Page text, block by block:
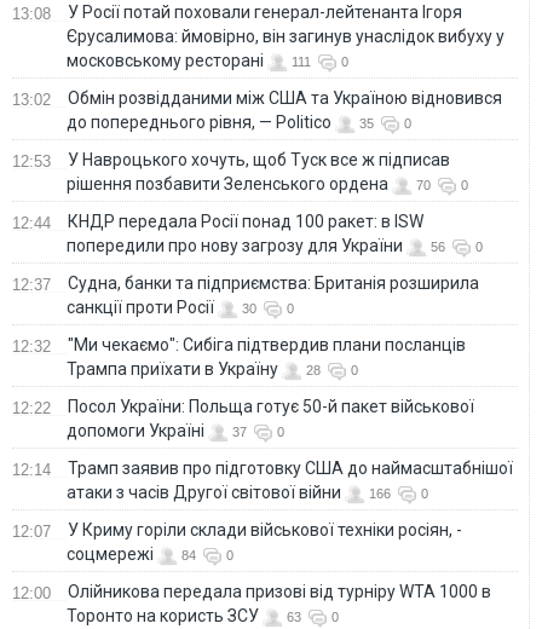
13:08
У Росії потай поховали генерал-лейтенанта Ігоря
Єрусалимова: ймовірно, він загинув унаслідок вибуху у
московському ресторані
111 0
13:02
Обмін розвідданими між США та Україною відновився
до попереднього рівня, — Politico
35 0
12:53
У Навроцького хочуть, щоб Туск все ж підписав
рішення позбавити Зеленського ордена
70 0
12:44
КНДР передала Росії понад 100 ракет: в ISW
попередили про нову загрозу для України
56 0
12:37
Судна, банки та підприємства: Британія розширила
санкції проти Росії
30 0
12:32
"Ми чекаємо": Сибіга підтвердив плани посланців
Трампа приїхати в Україну
28 0
12:22
Посол України: Польща готує 50-й пакет військової
допомоги Україні
37 0
12:14
Трамп заявив про підготовку США до наймасштабнішої
атаки з часів Другої світової війни
166 0
12:07
У Криму горіли склади військової техніки росіян, -
соцмережі
84 0
12:00
Олійникова передала призові від турніру WTA 1000 в
Торонто на користь ЗСУ
63 0